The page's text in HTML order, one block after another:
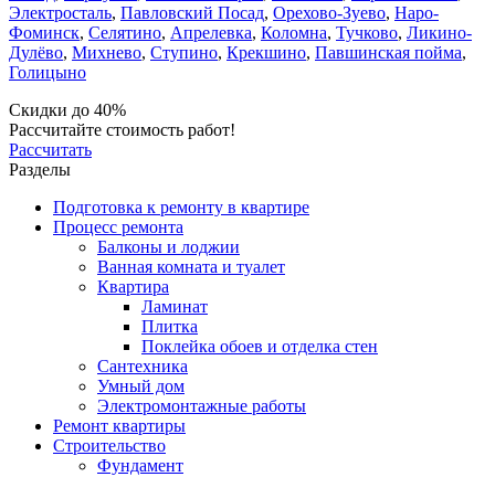
Электросталь, Павловский Посад, Орехово-Зуево, Наро-
Фоминск, Селятино, Апрелевка, Коломна, Тучково, Ликино-
Дулёво, Михнево, Ступино, Крекшино, Павшинская пойма,
Голицыно
Скидки до 40%
Рассчитайте стоимость работ!
Рассчитать
Разделы
Подготовка к ремонту в квартире
Процесс ремонта
Балконы и лоджии
Ванная комната и туалет
Квартира
Ламинат
Плитка
Поклейка обоев и отделка стен
Сантехника
Умный дом
Электромонтажные работы
Ремонт квартиры
Строительство
Фундамент